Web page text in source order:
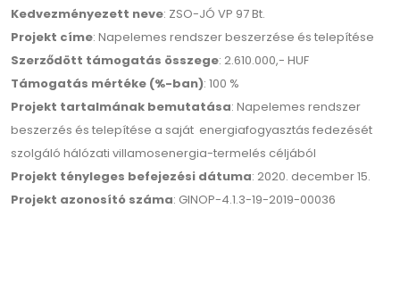
Kedvezményezett neve: ZSO-JÓ VP 97 Bt.
Projekt címe: Napelemes rendszer beszerzése és telepítése
Szerződött támogatás összege: 2.610.000,- HUF
Támogatás mértéke (%-ban): 100 %
Projekt tartalmának bemutatása: Napelemes rendszer
beszerzés és telepítése a saját energiafogyasztás fedezését
szolgáló hálózati villamosenergia-termelés céljából
Projekt tényleges befejezési dátuma: 2020. december 15.
Projekt azonosító száma: GINOP-4.1.3-19-2019-00036